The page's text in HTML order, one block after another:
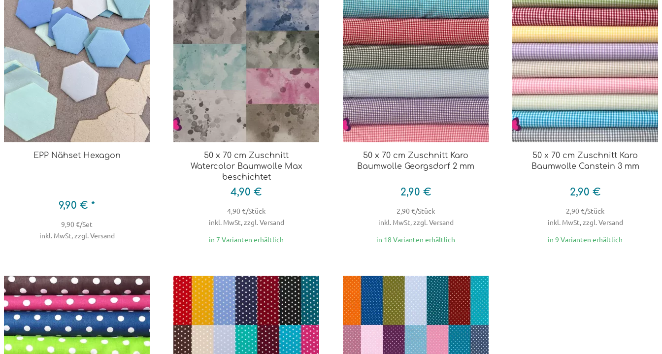
EPP Nähset Hexagon
9,90 € *
9,90 €/Set
inkl. MwSt, zzgl. Versand
50 x 70 cm Zuschnitt
Watercolor Baumwolle Max
beschichtet
4,90 €
4,90 €/Stück
inkl. MwSt, zzgl. Versand
in 7 Varianten erhältlich
50 x 70 cm Zuschnitt Karo
Baumwolle Georgsdorf 2 mm
2,90 €
2,90 €/Stück
inkl. MwSt, zzgl. Versand
in 18 Varianten erhältlich
50 x 70 cm Zuschnitt Karo
Baumwolle Canstein 3 mm
2,90 €
2,90 €/Stück
inkl. MwSt, zzgl. Versand
in 9 Varianten erhältlich